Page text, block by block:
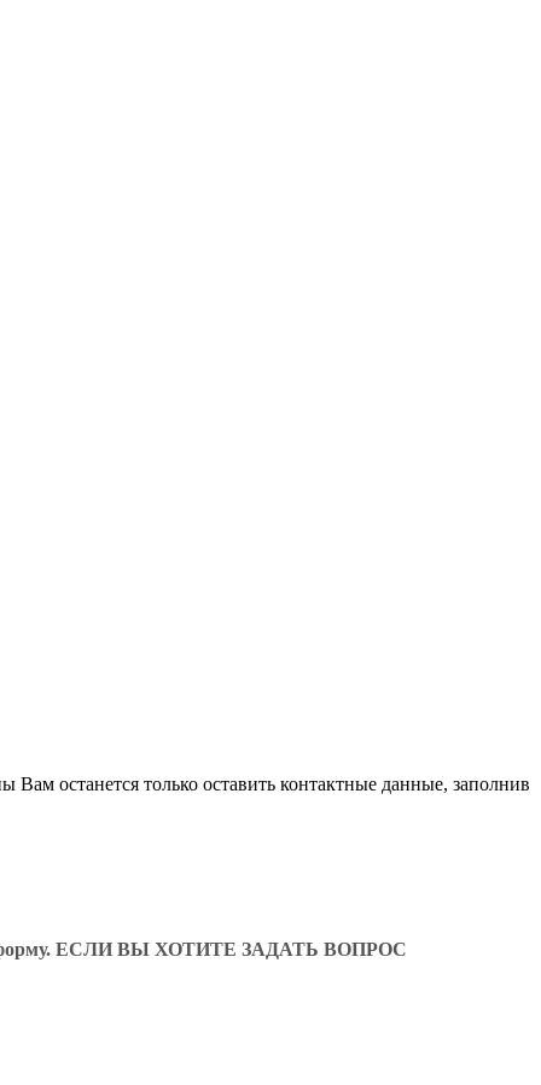
Вам останется только оставить контактные данные, заполнив
форму. ЕСЛИ ВЫ ХОТИТЕ ЗАДАТЬ ВОПРОС